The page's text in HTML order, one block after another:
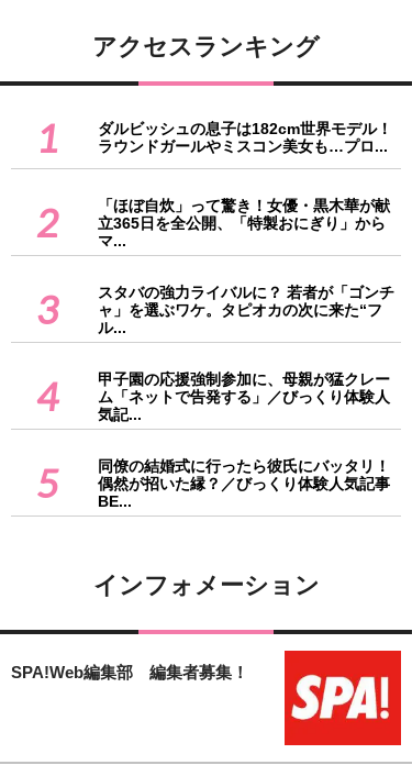
アクセスランキング
1
ダルビッシュの息子は182cm世界モデル！
ラウンドガールやミスコン美女も…プロ...
2
「ほぼ自炊」って驚き！女優・黒木華が献
立365日を全公開、「特製おにぎり」から
マ...
3
スタバの強力ライバルに？ 若者が「ゴンチ
ャ」を選ぶワケ。タピオカの次に来た“フ
ル...
4
甲子園の応援強制参加に、母親が猛クレー
ム「ネットで告発する」／びっくり体験人
気記...
5
同僚の結婚式に行ったら彼氏にバッタリ！
偶然が招いた縁？／びっくり体験人気記事
BE...
インフォメーション
SPA!Web編集部 編集者募集！